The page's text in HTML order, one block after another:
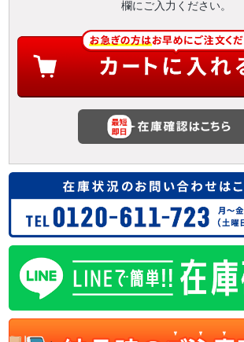
欄にご入力ください。